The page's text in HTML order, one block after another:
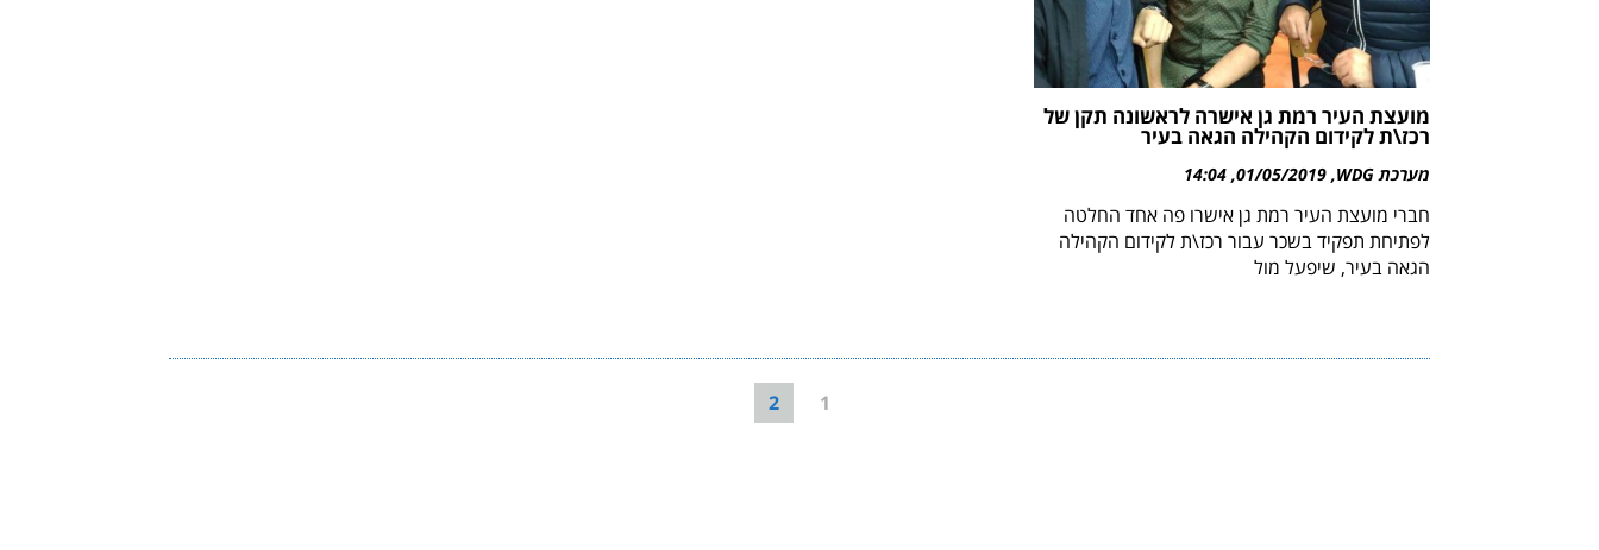
מועצת העיר רמת גן אישרה לראשונה תקן של
רכז\ת לקידום הקהילה הגאה בעיר
מערכת WDG 01/05/2019
14:04
חברי מועצת העיר רמת גן אישרו פה אחד החלטה
לפתיחת תפקיד בשכר עבור רכז\ת לקידום הקהילה
הגאה בעיר, שיפעל מול
1
2